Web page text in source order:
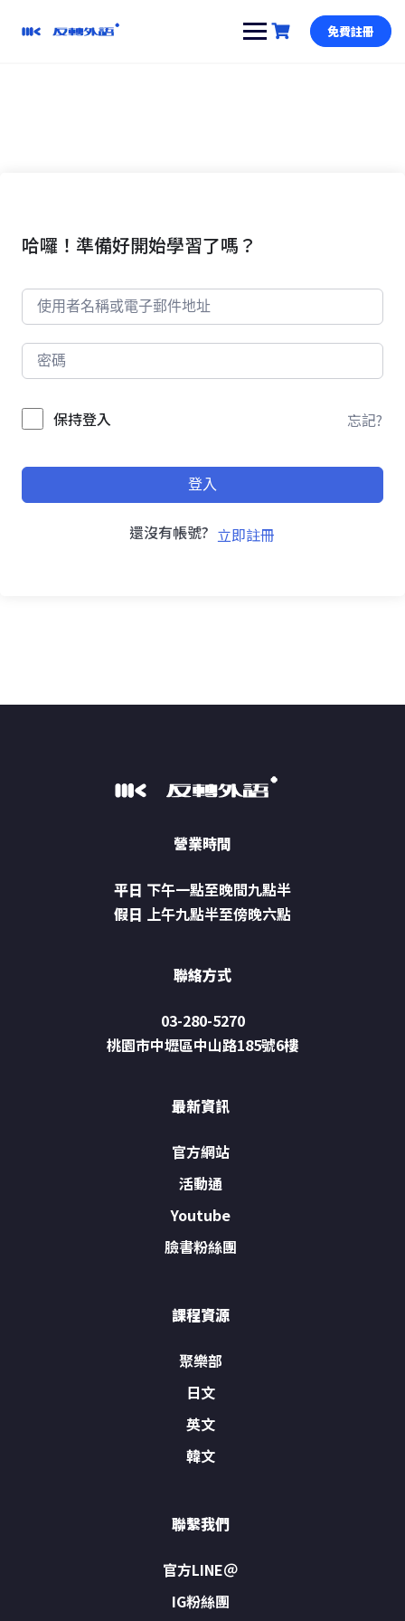
免費註冊
哈囉！準備好開始學習了嗎？
保持登入 忘記?
登入
還沒有帳號? 立即註冊
營業時間
平日 下午一點至晚間九點半
假日 上午九點半至傍晚六點
聯絡方式
03-280-5270
桃園市中壢區中山路185號6樓
最新資訊
官方網站
活動通
Youtube
臉書粉絲團
課程資源
聚樂部
日文
英文
韓文
聯繫我們
官方LINE＠
IG粉絲團